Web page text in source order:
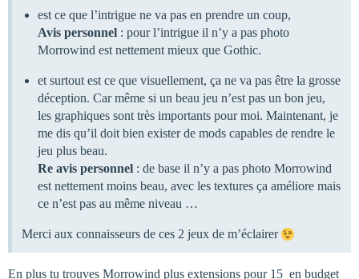
est ce que l’intrigue ne va pas en prendre un coup,
Avis personnel : pour l’intrigue il n’y a pas photo
Morrowind est nettement mieux que Gothic.
et surtout est ce que visuellement, ça ne va pas être la grosse
déception. Car même si un beau jeu n’est pas un bon jeu,
les graphiques sont très importants pour moi. Maintenant, je
me dis qu’il doit bien exister de mods capables de rendre le
jeu plus beau.
Re avis personnel : de base il n’y a pas photo Morrowind
est nettement moins beau, avec les textures ça améliore mais
ce n’est pas au même niveau …
Merci aux connaisseurs de ces 2 jeux de m’éclairer
En plus tu trouves Morrowind plus extensions pour 15  en budget